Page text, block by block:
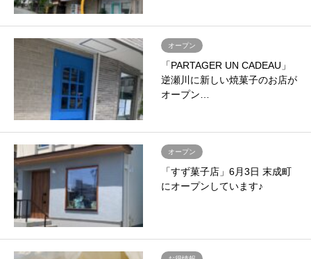
オープン
「PARTAGER UN CADEAU」
逆瀬川に新しい焼菓子のお店が
オープン…
オープン
「すず菓子店」6月3日 末成町
にオープンしています♪